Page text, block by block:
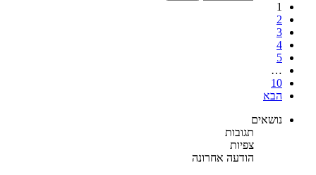
1
2
3
4
5
…
10
הבא
נושאים
תגובות
צפיות
הודעה אחרונה